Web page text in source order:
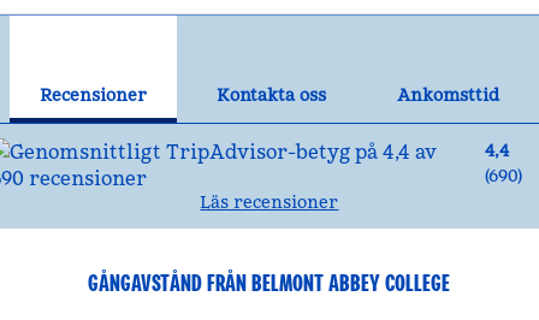
Recensioner Kontakta oss
Ankomsttid
4,4
(690)
Läs recensioner
GÅNGAVSTÅND FRÅN BELMONT ABBEY COLLEGE